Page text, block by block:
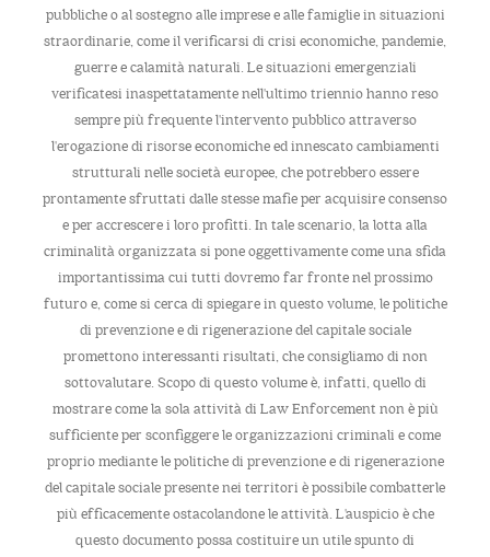
pubbliche o al sostegno alle imprese e alle famiglie in situazioni
straordinarie, come il verificarsi di crisi economiche, pandemie,
guerre e calamità naturali. Le situazioni emergenziali
verificatesi inaspettatamente nell'ultimo triennio hanno reso
sempre più frequente l'intervento pubblico attraverso
l'erogazione di risorse economiche ed innescato cambiamenti
strutturali nelle società europee, che potrebbero essere
prontamente sfruttati dalle stesse mafie per acquisire consenso
e per accrescere i loro profitti. In tale scenario, la lotta alla
criminalità organizzata si pone oggettivamente come una sfida
importantissima cui tutti dovremo far fronte nel prossimo
futuro e, come si cerca di spiegare in questo volume, le politiche
di prevenzione e di rigenerazione del capitale sociale
promettono interessanti risultati, che consigliamo di non
sottovalutare. Scopo di questo volume è, infatti, quello di
mostrare come la sola attività di Law Enforcement non è più
sufficiente per sconfiggere le organizzazioni criminali e come
proprio mediante le politiche di prevenzione e di rigenerazione
del capitale sociale presente nei territori è possibile combatterle
più efficacemente ostacolandone le attività. L'auspicio è che
questo documento possa costituire un utile spunto di